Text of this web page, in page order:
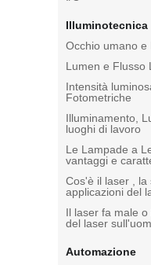
Illuminotecnica
Occhio umano e
Lumen e Flusso
Intensità
Fotometriche
Illuminamento,
luoghi di lavoro
Le Lampade a
vantaggi e
Cos'è il laser , la
applicazioni del
Il laser fa male
del laser
Automazione